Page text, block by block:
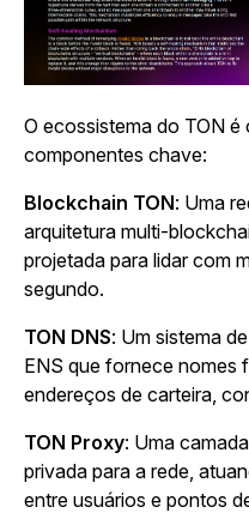
O ecossistema do TON
componentes chave:
Blockchain TON: Uma
arquitetura multi-
projetada para lidar com
segundo.
TON DNS: Um sistema
ENS que fornece nomes
endereços de carteira,
TON Proxy: Uma
privada para a rede,
entre usuários e pontos